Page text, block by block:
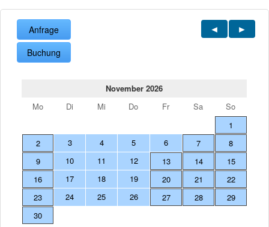
Anfrage
Buchung
November 2026
Mo
Di Mi Do Fr Sa
So
1
2
3 4 5 6 7
8
9
10 11 12 13 14
15
16
17 18 19 20 21
22
23
24 25 26 27 28
29
30